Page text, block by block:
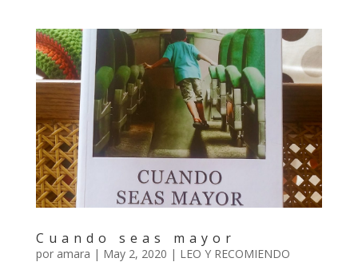
Cuando seas mayor
por amara | May 2, 2020 | LEO Y RECOMIENDO